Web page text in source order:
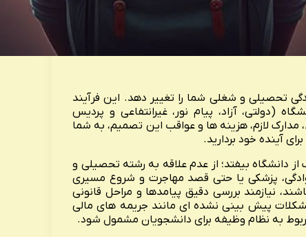
تحصیلی و شغلی شما را تغییر دهد. این فرآیند
(دولتی، آزاد، پیام نور، غیرانتفاعی و پردیس
مدارک لازم، هزینه ها و عواقب این تصمیم، به شما
آینده خود بردارید.
دانشگاه بیفتد؛ از عدم علاقه به رشته تحصیلی و
پزشکی یا حتی قصد مهاجرت و شروع مسیری
نیازمند بررسی دقیق پیامدها و مراحل قانونی
پیش بینی نشده ای مانند جریمه های مالی
به نظام وظیفه برای دانشجویان مشمول شود.